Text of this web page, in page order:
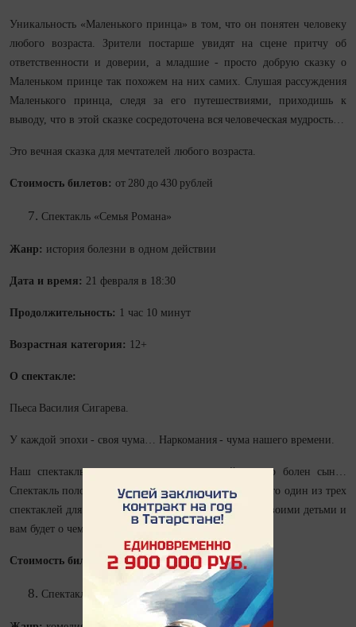
Уникальность «Маленького принца» в том, что он понятен человеку
любого возраста. Зрители постарше увидят на сцене притчу об
ответственности и доверии, а младшие - просто добрую сказку о
Маленьком принце так похожем на них самих. Слушая рассуждения
Маленького принца, следя за его путешествиями, приходишь к
выводу, что в этой сказке сосредоточена вся человеческая мудрость…
Это вечная сказка для мечтателей любого возраста.
Стоимость билетов: от 280 до 430 рублей
Спектакль «Семья Романа»
Жанр: история болезни в одном действии
Дата и время: 21 февраля в 18:30
Продолжительность: 1 час 10 минут
Возрастная категория: 12+
О спектакле:
Пьеса Василия Сигарева.
У каждой эпохи - своя чума… Наркомания - чума нашего времени.
Наш спектакль - история матери, у которой тяжело болен сын…
Спектакль полон драматизма и жизненной правды. Это один из трех
спектаклей для семейного просмотра. Приходите со своими детьми и
вам будет о чем с ними поговорить.
Стоимость билетов:от 270 до 430 рублей
Спектакль «Женитьба Бальзаминова»